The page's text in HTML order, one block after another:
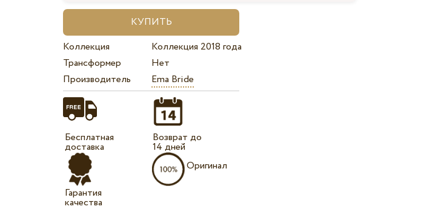
Коллекция
Коллекция 2018 года
Трансформер
Нет
Производитель
Ema Bride
Бесплатная
доставка
Гарантия
качества
Возврат до
14 дней
Оригинал